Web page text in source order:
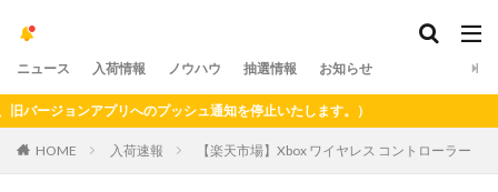
ニュース 入荷情報 ノウハウ 抽選情報 お知らせ
ョンアプリへのプッシュ通知を停止いたします。）
HOME 入荷速報 【楽天市場】Xbox ワイヤレス コントローラー